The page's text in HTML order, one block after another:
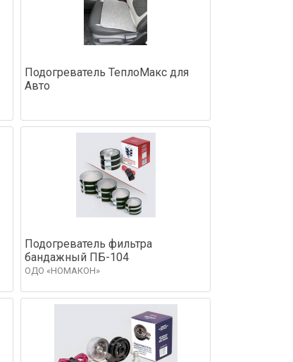
Подогреватель ТеплоМакс для
Авто
Подогреватель фильтра
бандажный ПБ-104
ОДО «НОМАКОН»